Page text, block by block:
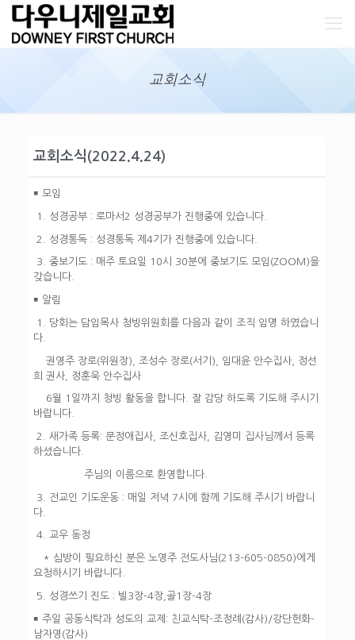
교회소식
교회소식(2022.4.24)
￭ 모임
1. 성경공부 : 로마서2 성경공부가 진행중에 있습니다.
2. 성경통독 : 성경통독 제4기가 진행중에 있습니다.
3. 중보기도 : 매주 토요일 10시 30분에 중보기도 모임(ZOOM)을
갖습니다.
￭ 알림
1. 당회는 담임목사 청빙위원회를 다음과 같이 조직 임명 하였습니
다.
권영주 장로(위원장), 조성수 장로(서기), 임대윤 안수집사, 정선
희 권사, 정훈욱 안수집사
6월 1일까지 청빙 활동을 합니다. 잘 감당 하도록 기도해 주시기
바랍니다.
2. 새가족 등록: 문정애집사, 조신호집사, 김영미 집사님께서 등록
하셨습니다.
주님의 이름으로 환영합니다.
3. 전교인 기도운동 : 매일 저녁 7시에 함께 기도해 주시기 바랍니
다.
4. 교우 동정
* 심방이 필요하신 분은 노영주 전도사님(213-605-0850)에게
요청하시기 바랍니다.
5. 성경쓰기 진도 : 빌3장-4장,골1장-4장
￭ 주일 공동식탁과 성도의 교제: 친교식탁-조정례(감사)/강단헌화-
남자영(감사)